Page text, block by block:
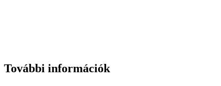
További információk